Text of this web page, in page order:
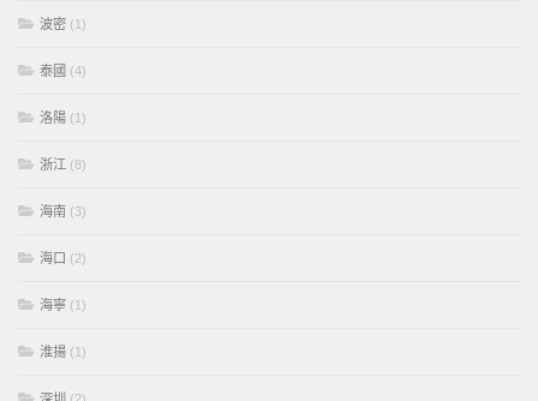
波密 (1)
泰國 (4)
洛陽 (1)
浙江 (8)
海南 (3)
海口 (2)
海寧 (1)
淮揚 (1)